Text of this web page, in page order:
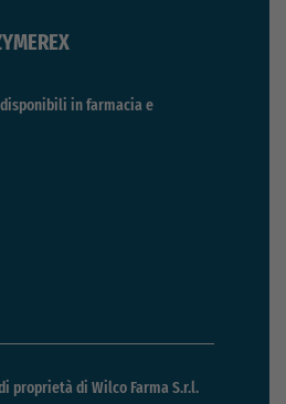
in farmacia e
proprietà di Wilco Farma S.r.l.